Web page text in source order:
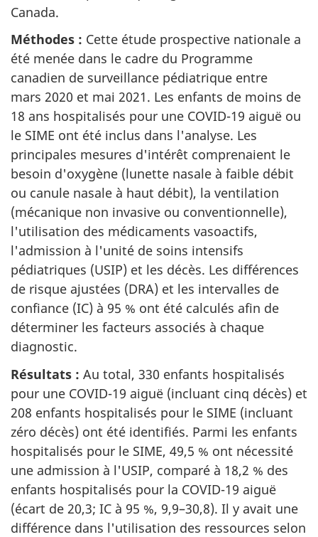
Canada.
Méthodes : Cette étude prospective nationale a
été menée dans le cadre du Programme
canadien de surveillance pédiatrique entre
mars 2020 et mai 2021. Les enfants de moins de
18 ans hospitalisés pour une COVID-19 aiguë ou
le SIME ont été inclus dans l'analyse. Les
principales mesures d'intérêt comprenaient le
besoin d'oxygène (lunette nasale à faible débit
ou canule nasale à haut débit), la ventilation
(mécanique non invasive ou conventionnelle),
l'utilisation des médicaments vasoactifs,
l'admission à l'unité de soins intensifs
pédiatriques (USIP) et les décès. Les différences
de risque ajustées (DRA) et les intervalles de
confiance (IC) à 95 % ont été calculés afin de
déterminer les facteurs associés à chaque
diagnostic.
Résultats : Au total, 330 enfants hospitalisés
pour une COVID-19 aiguë (incluant cinq décès) et
208 enfants hospitalisés pour le SIME (incluant
zéro décès) ont été identifiés. Parmi les enfants
hospitalisés pour le SIME, 49,5 % ont nécessité
une admission à l'USIP, comparé à 18,2 % des
enfants hospitalisés pour la COVID-19 aiguë
(écart de 20,3; IC à 95 %, 9,9–30,8). Il y avait une
différence dans l'utilisation des ressources selon